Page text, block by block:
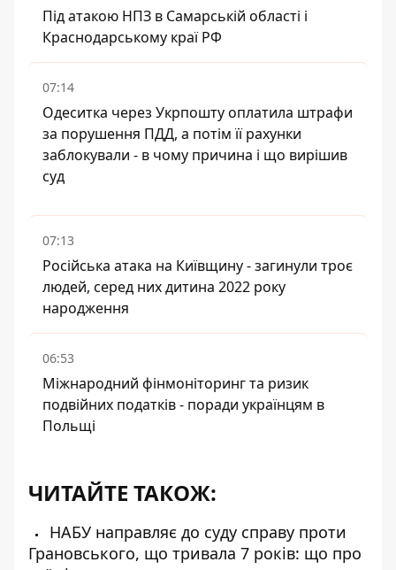
Під атакою НПЗ в Самарській області і
Краснодарському краї РФ
07:14
Одеситка через Укрпошту оплатила штрафи
за порушення ПДД, а потім її рахунки
заблокували - в чому причина і що вирішив
суд
07:13
Російська атака на Київщину - загинули троє
людей, серед них дитина 2022 року
народження
06:53
Міжнародний фінмоніторинг та ризик
подвійних податків - поради українцям в
Польщі
ЧИТАЙТЕ ТАКОЖ:
НАБУ направляє до суду справу проти
Грановського, що тривала 7 років: що про